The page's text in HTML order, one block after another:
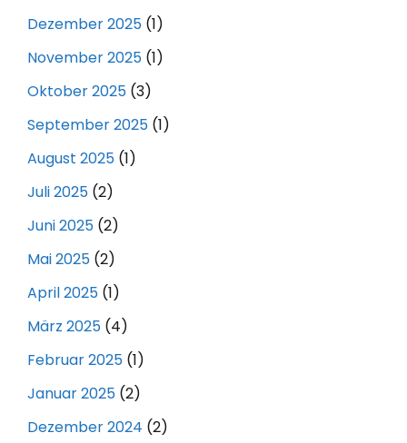
Dezember 2025 (1)
November 2025 (1)
Oktober 2025 (3)
September 2025 (1)
August 2025 (1)
Juli 2025 (2)
Juni 2025 (2)
Mai 2025 (2)
April 2025 (1)
März 2025 (4)
Februar 2025 (1)
Januar 2025 (2)
Dezember 2024 (2)